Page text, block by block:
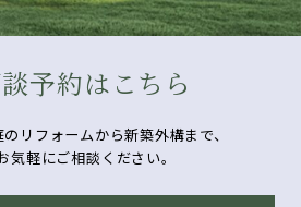
予約はこちら
リフォームから新築外構まで、
気軽にご相談ください。